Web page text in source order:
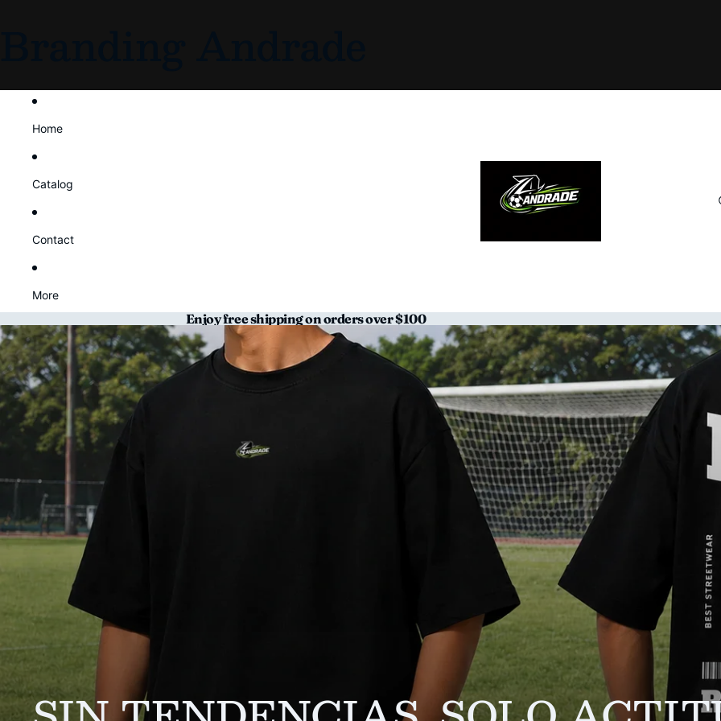
Home
Catalog
Contact
More
Enjoy free shipping on orders over $100